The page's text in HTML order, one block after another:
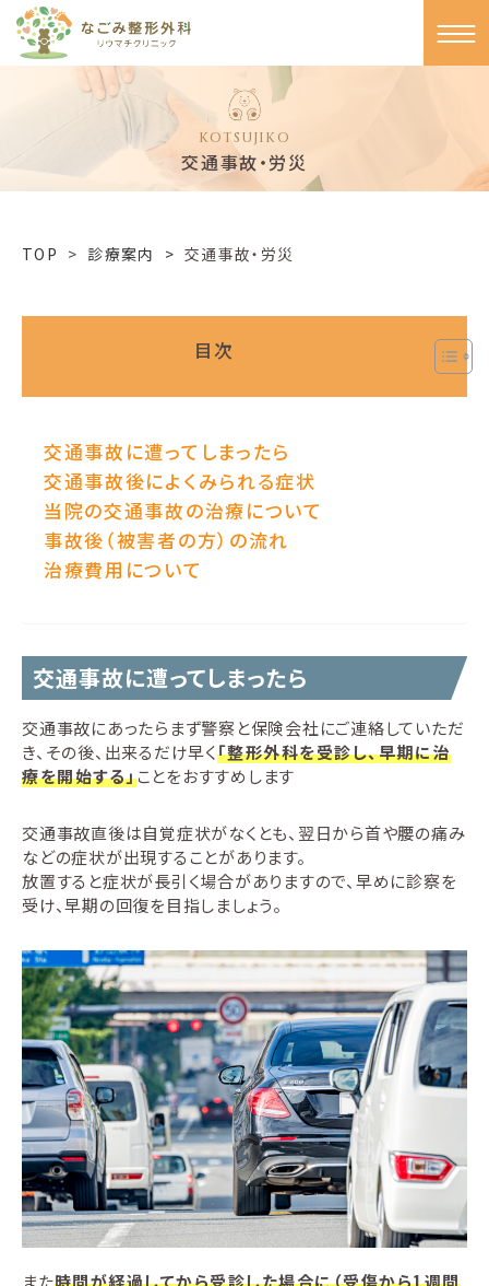
KOTSUJIKO
交通事故・労災
TOP > 診療案内 > 交通事故・労災
目次
交通事故に遭ってしまったら
交通事故後によくみられる症状
当院の交通事故の治療について
事故後（被害者の方）の流れ
治療費用について
交通事故に遭ってしまったら
交通事故にあったらまず警察と保険会社にご連絡していただ
き、その後、出来るだけ早く「整形外科を受診し、早期に治
療を開始する」ことをおすすめします
交通事故直後は自覚症状がなくとも、翌日から首や腰の痛み
などの症状が出現することがあります。
放置すると症状が長引く場合がありますので、早めに診察を
受け、早期の回復を目指しましょう。
また時間が経過してから受診した場合に（受傷から1週間